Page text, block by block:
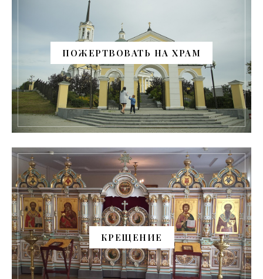
ПОЖЕРТВОВАТЬ НА ХРАМ
КРЕЩЕНИЕ